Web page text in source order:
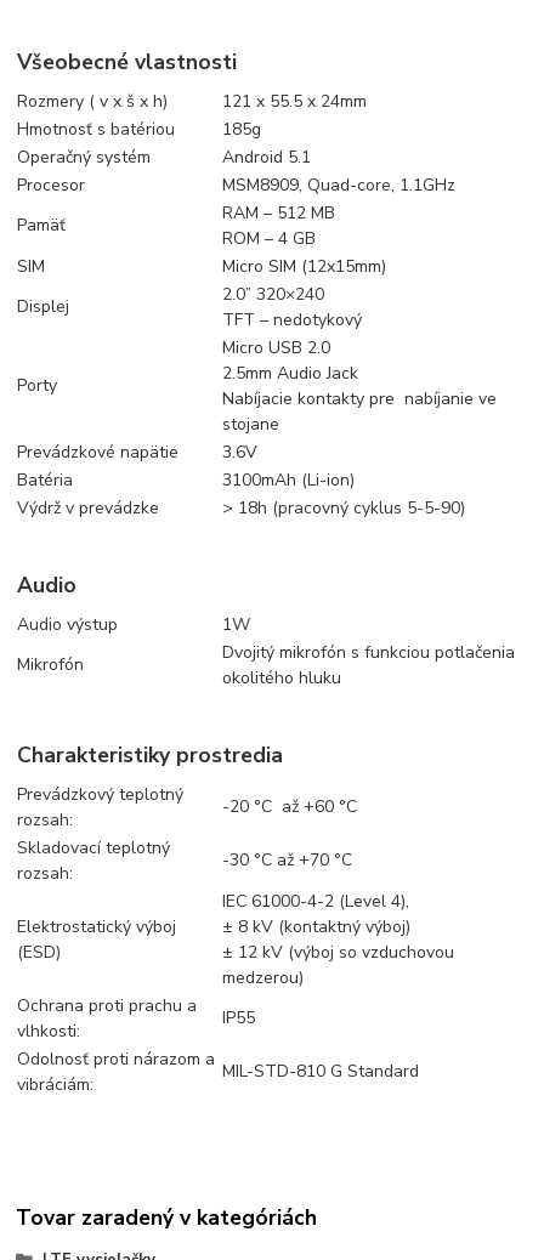
Všeobecné vlastnosti
Rozmery ( v x š x h)
121 x 55.5 x 24mm
Hmotnosť s batériou
185g
Operačný systém
Android 5.1
Procesor
MSM8909, Quad-core, 1.1GHz
Pamäť
RAM – 512 MB
ROM – 4 GB
SIM
Micro SIM (12x15mm)
Displej
2.0” 320×240
TFT – nedotykový
Porty
Micro USB 2.0
2.5mm Audio Jack
Nabíjacie kontakty pre nabíjanie ve
stojane
Prevádzkové napätie
3.6V
Batéria
3100mAh (Li-ion)
Výdrž v prevádzke
> 18h (pracovný cyklus 5-5-90)
Audio
Audio výstup
1W
Mikrofón
Dvojitý mikrofón s funkciou potlačenia
okolitého hluku
Charakteristiky prostredia
Prevádzkový teplotný
rozsah:
-20 °C až +60 °C
Skladovací teplotný
rozsah:
-30 °C až +70 °C
Elektrostatický výboj
(ESD)
IEC 61000-4-2 (Level 4),
± 8 kV (kontaktný výboj)
± 12 kV (výboj so vzduchovou
medzerou)
Ochrana proti prachu a
vlhkosti:
IP55
Odolnosť proti nárazom a
vibráciám:
MIL-STD-810 G Standard
Tovar zaradený v kategóriách